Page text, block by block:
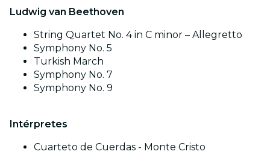
Ludwig van Beethoven
String Quartet No. 4 in C minor – Allegretto
Symphony No. 5
Turkish March
Symphony No. 7
Symphony No. 9
Intérpretes
Cuarteto de Cuerdas - Monte Cristo